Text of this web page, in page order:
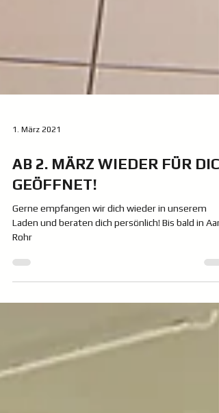
1. März 2021
AB 2. MÄRZ WIEDER FÜR
GEÖFFNET!
Gerne empfangen wir dich wieder in unserem
Rohr